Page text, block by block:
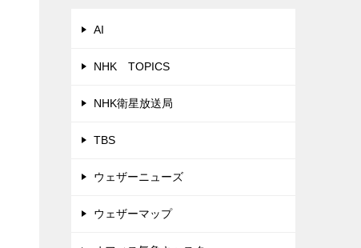
AI
NHK TOPICS
NHK衛星放送局
TBS
ウェザーニューズ
ウェザーマップ